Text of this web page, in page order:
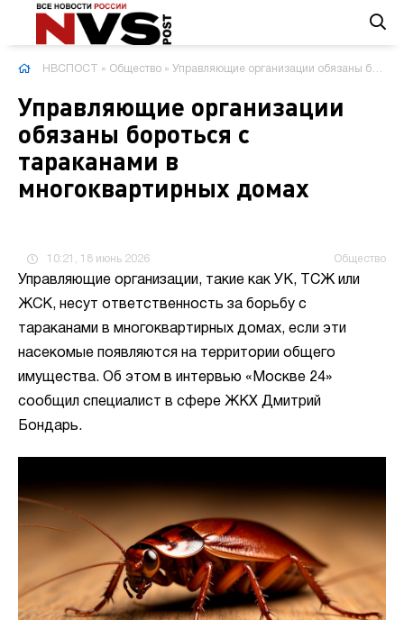
НВСПОСТ » Общество » Управляющие организации обязаны бороться с тараканами в многоквартирных домах
Управляющие организации
обязаны бороться с
тараканами в
многоквартирных домах
10:21, 18 июнь 2026 Общество
Управляющие организации, такие как УК, ТСЖ или
ЖСК, несут ответственность за борьбу с
тараканами в многоквартирных домах, если эти
насекомые появляются на территории общего
имущества. Об этом в интервью «Москве 24»
сообщил специалист в сфере ЖКХ Дмитрий
Бондарь.